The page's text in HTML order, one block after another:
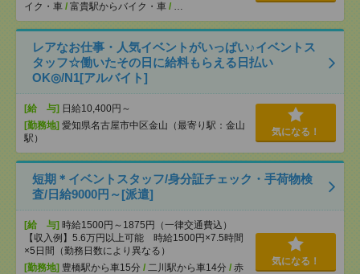
イク・車 / 富貴駅からバイク・車 / …
レアなお仕事・人気イベントがいっぱい♪イベントス
タッフ☆働いたその日に給料もらえる日払い
OK◎/N1[アルバイト]
[給 与] 日給10,400円～
[勤務地] 愛知県名古屋市中区金山（最寄り駅：金山
駅）
気になる！
短期＊イベントスタッフ/身分証チェック・手荷物検
査/日給9000円～[派遣]
[給 与] 時給1500円～1875円（一律交通費込）
【収入例】5.6万円以上可能 時給1500円×7.5時間
×5日間（勤務日数により異なる）
[勤務地] 豊橋駅から車15分 / 二川駅から車14分 / 赤
気になる！